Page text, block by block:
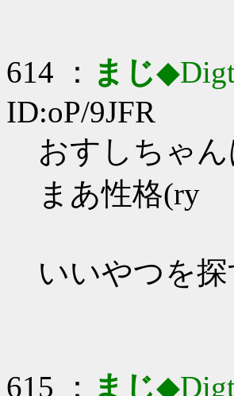
614 ： まじ
ID:oP/9JFR
おすしちゃ
まあ性格(ry
いいやつを
615 ： まじ